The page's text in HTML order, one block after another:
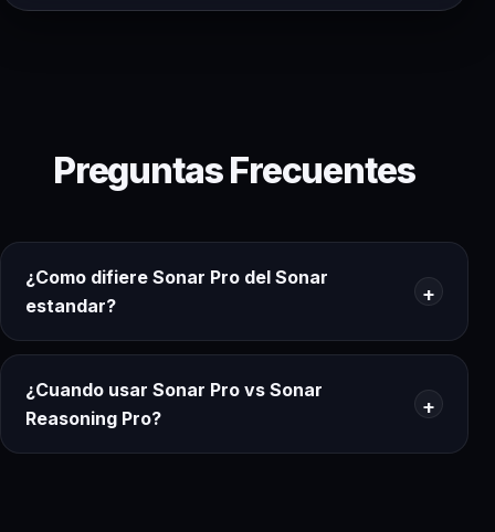
Preguntas Frecuentes
¿Como difiere Sonar Pro del Sonar
estandar?
¿Cuando usar Sonar Pro vs Sonar
Reasoning Pro?